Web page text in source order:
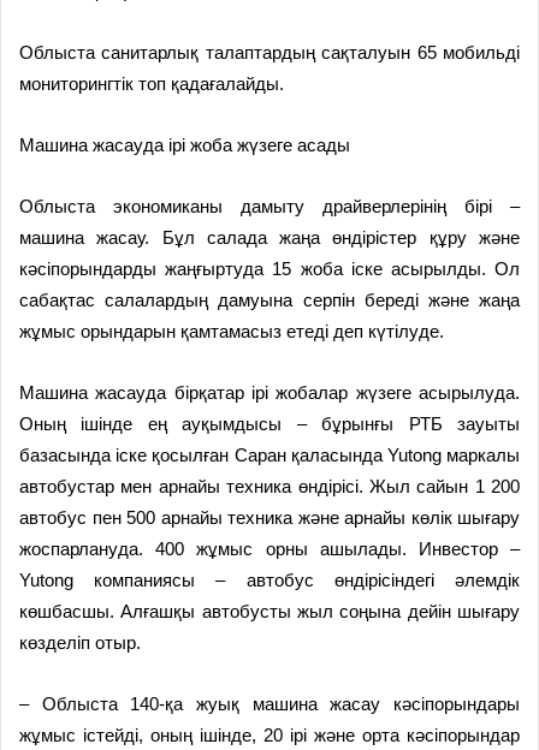
Облыста санитарлық талаптардың сақталуын 65 мобильді
мониторингтік топ қадағалайды.
Машина жасауда ірі жоба жүзеге асады
Облыста экономиканы дамыту драйверлерінің бірі –
машина жасау. Бұл салада жаңа өндірістер құру және
кәсіпорындарды жаңғыртуда 15 жоба іске асырылды. Ол
сабақтас салалардың дамуына серпін береді және жаңа
жұмыс орындарын қамтамасыз етеді деп күтілуде.
Машина жасауда бірқатар ірі жобалар жүзеге асырылуда.
Оның ішінде ең ауқымдысы – бұрынғы РТБ зауыты
базасында іске қосылған Саран қаласында Yutong маркалы
автобустар мен арнайы техника өндірісі. Жыл сайын 1 200
автобус пен 500 арнайы техника және арнайы көлік шығару
жоспарлануда. 400 жұмыс орны ашылады. Инвестор –
Yutong компаниясы – автобус өндірісіндегі әлемдік
көшбасшы. Алғашқы автобусты жыл соңына дейін шығару
көзделіп отыр.
– Облыста 140-қа жуық машина жасау кәсіпорындары
жұмыс істейді, оның ішінде, 20 ірі және орта кәсіпорындар